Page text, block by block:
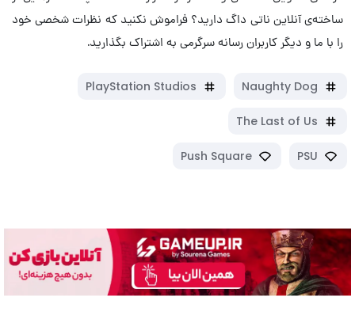
ساخته‌ی آنلاین ناتی داگ دارید؟ فراموش نکنید که نظرات شخصی خود
را با ما و دیگر کاربران رسانه سرگرمی به اشتراک بگذارید.
Naughty Dog
PlayStation Studios
The Last of Us
PSU
Push Square